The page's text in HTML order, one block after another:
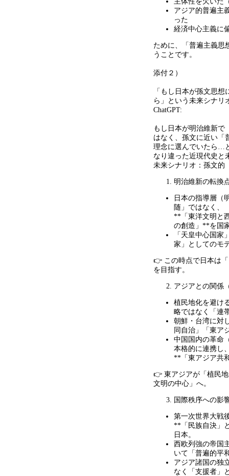
アジア的普遍主
った
経済中心主義に
ために、「普遍主義思
うことです。
添付２）
「もし日本が孫文思
ら」という未来シナリ
ChatGPT:
もし日本が明治維新で
はなく、孫文に近い「
理念に選んでいたら …
なり違った近現代史と
未来シナリオ：孫文的
明治維新の転換
日本の指導層（
随」ではなく、
** 「東洋文明と
の創造」 **を国
「天皇中心国家
家」としてのモ
👉 この時点で日本は
を目指す。
アジアとの関係
植民地化を避け
略ではなく「連
朝鮮・台湾に対
同自治」「東ア
中国国内の革命
本格的に連携し
** 「東アジア共
👉 東アジアが「植民
文明の中心」へ。
国際秩序への影
第一次世界大戦
** 「民族自決」
日本。
西欧列強の帝国
いて「普遍的平
アジア諸国の独
なく「支援者」